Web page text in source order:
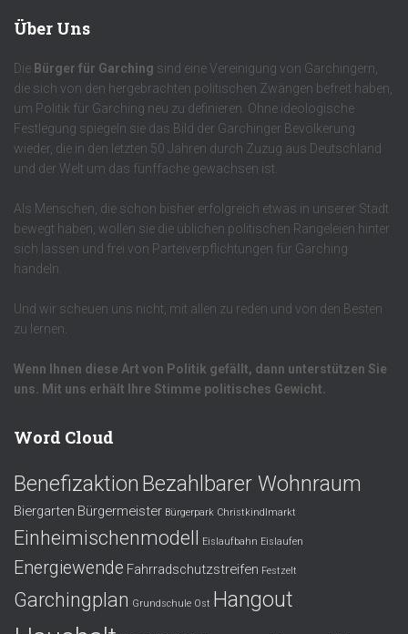
Über Uns
Die Bürger für Garching sind eine Vereinigung von Garchingern,
die sich von den hergebrachten politischen Zwängen befreit haben,
um Politik für Garching neu zu definieren. Ohne ideologische
Festlegung spiegeln sie das Bild der Garchinger Bevölkerung
wieder, die in den letzten 50 Jahren durch Zuzug aus Deutschland
und der Welt um das fünffache gewachsen ist.
Als Menschen, die schon bisher erfolgreich etwas in unserer Stadt
bewegt haben, wollen sie die üblichen politischen Rangeleien hinter
sich lassen und frei von Parteiverpflichtungen für Garching
handeln.
Und wir scheuen uns nicht, mit allen zu reden und von den Besten
zu lernen.
Wenn Ihnen diese Art von Politik gefällt, dann unterstützen Sie
uns. Mit uns erhält Ihre Stimme politisches Gewicht.
Word Cloud
Benefizaktion Bezahlbarer Wohnraum
Biergarten Bürgermeister Bürgerpark Christkindlmarkt
Einheimischenmodell Eislaufbahn Eislaufen
Energiewende Fahrradschutzstreifen Festzelt
Garchingplan Grundschule Ost Hangout